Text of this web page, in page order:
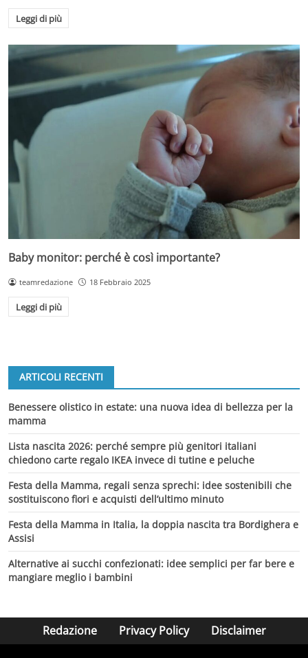
Leggi di più
Baby monitor: perché è così importante?
teamredazione 18 Febbraio 2025
Leggi di più
ARTICOLI RECENTI
Benessere olistico in estate: una nuova idea di bellezza per la
mamma
Lista nascita 2026: perché sempre più genitori italiani
chiedono carte regalo IKEA invece di tutine e peluche
Festa della Mamma, regali senza sprechi: idee sostenibili che
sostituiscono fiori e acquisti dell’ultimo minuto
Festa della Mamma in Italia, la doppia nascita tra Bordighera e
Assisi
Alternative ai succhi confezionati: idee semplici per far bere e
mangiare meglio i bambini
Redazione Privacy Policy Disclaimer